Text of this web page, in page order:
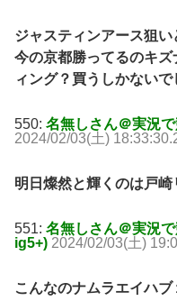
ジャスティンアース狙い
今の京都勝ってるのキ
ィング？買うしかないで
550: 名無しさん＠実況
2024/02/03(土)
明日燦然と輝くのは戸崎
551: 名無しさん＠実況
ig5+) 2024/02/03(土)
こんなのナムラエイハ